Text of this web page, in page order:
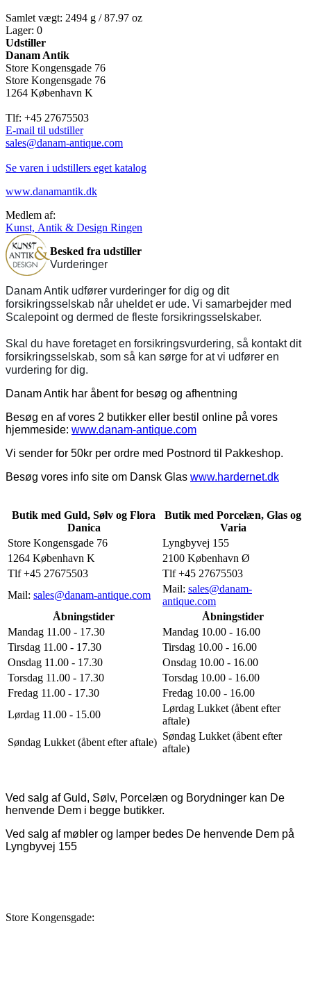
Samlet vægt: 2494 g / 87.97 oz
Lager: 0
Udstiller
Danam Antik
Store Kongensgade 76
Store Kongensgade 76
1264 København K
Tlf: +45 27675503
E-mail til udstiller
sales@danam-antique.com
Se varen i udstillers eget katalog
www.danamantik.dk
Medlem af:
Kunst, Antik & Design Ringen
Besked fra udstiller
Vurderinger
Danam Antik udfører vurderinger for dig og dit
forsikringsselskab når uheldet er ude. Vi samarbejder med
Scalepoint og dermed de fleste forsikringsselskaber.
Skal du have foretaget en forsikringsvurdering, så kontakt dit
forsikringsselskab, som så kan sørge for at vi udfører en
vurdering for dig.
Danam Antik har åbent for besøg og afhentning
Besøg en af vores 2 butikker eller bestil online på vores
hjemmeside: www.danam-antique.com
Vi sender for 50kr per ordre med Postnord til Pakkeshop.
Besøg vores info site om Dansk Glas www.hardernet.dk
Butik med Guld, Sølv og Flora
Danica
Butik med Porcelæn, Glas og
Varia
Store Kongensgade 76
Lyngbyvej 155
1264 København K
2100 København Ø
Tlf +45 27675503
Tlf +45 27675503
Mail: sales@danam-antique.com
Mail: sales@danam-
antique.com
Åbningstider
Åbningstider
Mandag 11.00 - 17.30
Mandag 10.00 - 16.00
Tirsdag 11.00 - 17.30
Tirsdag 10.00 - 16.00
Onsdag 11.00 - 17.30
Onsdag 10.00 - 16.00
Torsdag 11.00 - 17.30
Torsdag 10.00 - 16.00
Fredag 11.00 - 17.30
Fredag 10.00 - 16.00
Lørdag 11.00 - 15.00
Lørdag Lukket (åbent efter
aftale)
Søndag Lukket (åbent efter aftale)
Søndag Lukket (åbent efter
aftale)
Ved salg af Guld, Sølv, Porcelæn og Borydninger kan De
henvende Dem i begge butikker.
Ved salg af møbler og lamper bedes De henvende Dem på
Lyngbyvej 155
Store Kongensgade: